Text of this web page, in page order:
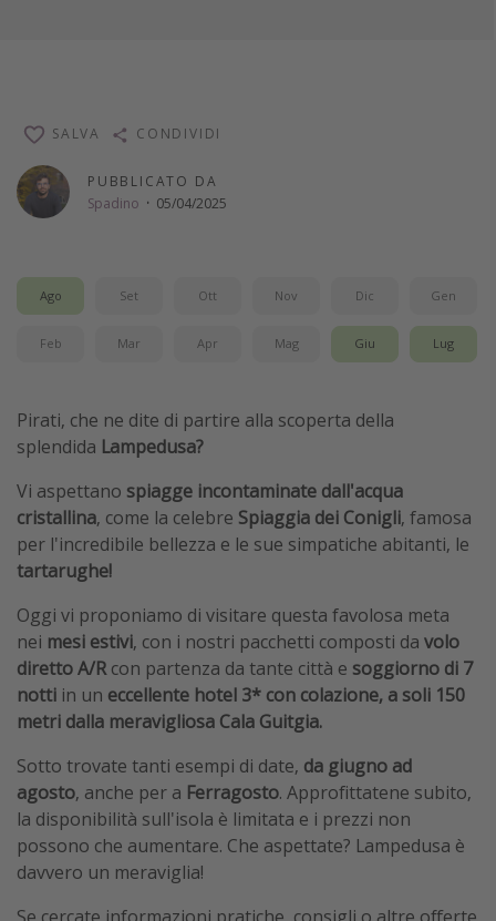
PUBBLICATO DA
Spadino · 05/04/2025
SALVA CONDIVIDI
Ago Set Ott Nov Dic Gen
Feb Mar Apr Mag Giu Lug
Pirati, che ne dite di partire alla scoperta della
splendida Lampedusa?
Vi aspettano spiagge incontaminate dall'acqua
cristallina, come la celebre Spiaggia dei Conigli, famosa
per l'incredibile bellezza e le sue simpatiche abitanti, le
tartarughe!
Oggi vi proponiamo di visitare questa favolosa meta
nei mesi estivi, con i nostri pacchetti composti da volo
diretto A/Rcon partenza da tante città e soggiorno di 7
notti in un eccellente hotel 3* con colazione, a soli 150
metri dalla meravigliosa Cala Guitgia.
Sotto trovate tanti esempi di date, da giugno ad
agosto, anche per a Ferragosto. Approfittatene subito,
la disponibilità sull'isola è limitata e i prezzi non
possono che aumentare. Che aspettate? Lampedusa è
davvero un meraviglia!